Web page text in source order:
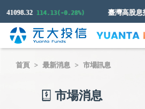
114.13(-0.28%) 臺灣高股息指數
首頁 最新消息 市場訊息
市場消息